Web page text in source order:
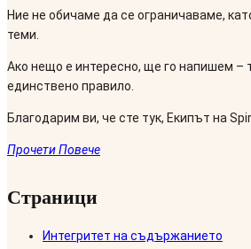
Ние не обичаме да се ограничаваме,
теми.
Ако нещо е интересно, ще го напишем –
единствено правило.
Благодарим ви, че сте тук, Екипът на
Прочети Повече
Страници
Интегритет на съдържанието